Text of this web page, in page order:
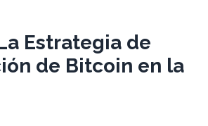
Estrategia de
de Bitcoin en la